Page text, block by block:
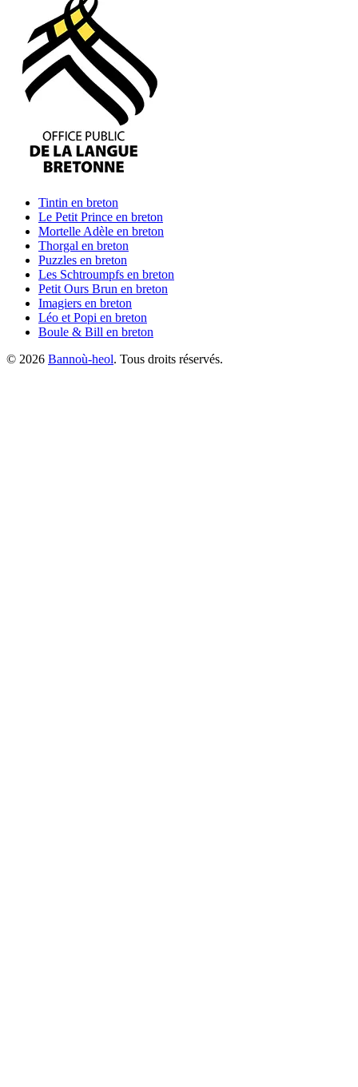
Tintin en breton
Le Petit Prince en breton
Mortelle Adèle en breton
Thorgal en breton
Puzzles en breton
Les Schtroumpfs en breton
Petit Ours Brun en breton
Imagiers en breton
Léo et Popi en breton
Boule & Bill en breton
© 2026 Bannoù-heol. Tous droits réservés.